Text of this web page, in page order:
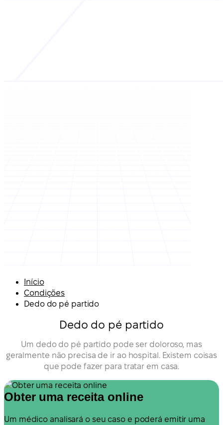
Início
Condições
Dedo do pé partido
Dedo do pé partido
Um dedo do pé partido pode ser doloroso, mas
geralmente não precisa de ir ao hospital. Existem coisas
que pode fazer para tratar em casa.
Obter uma receita online
Um médico analisará o seu caso e poderá emitir uma